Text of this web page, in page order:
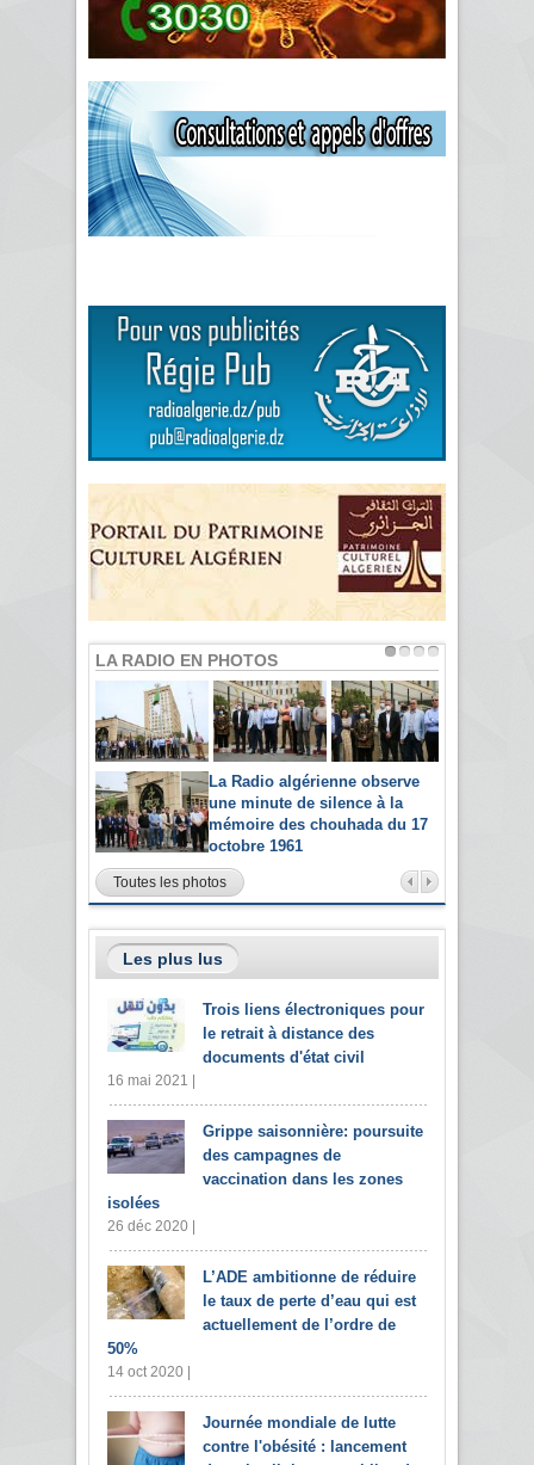
LA RADIO EN PHOTOS
La Radio algérienne observe
une minute de silence à la
mémoire des chouhada du 17
octobre 1961
Toutes les photos
Les plus lus
Trois liens électroniques pour
le retrait à distance des
documents d'état civil
16 mai 2021 |
Grippe saisonnière: poursuite
des campagnes de
vaccination dans les zones
isolées
26 déc 2020 |
L’ADE ambitionne de réduire
le taux de perte d’eau qui est
actuellement de l’ordre de
50%
14 oct 2020 |
Journée mondiale de lutte
contre l'obésité : lancement